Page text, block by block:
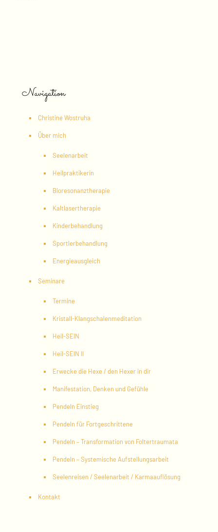
Navigation
Christine Wostruha
Über mich
Seelenarbeit
Heilpraktikerin
Bioresonanztherapie
Kaltlasertherapie
Kinderbehandlung
Sportlerbehandlung
Energieausgleich
Seminare
Termine
Kristall-Klangschalenmeditation
Heil-SEIN
Heil-SEIN II
Erwecke die Hexe / den Hexer in dir
Manifestation, Denken und Gefühle
Pendeln Einstieg
Pendeln für Fortgeschrittene
Pendeln – Transformation von Foltertraumata
Pendeln – Systemische Aufstellungsarbeit
Seelenreisen / Seelenarbeit / Karmaauflösung
Kontakt